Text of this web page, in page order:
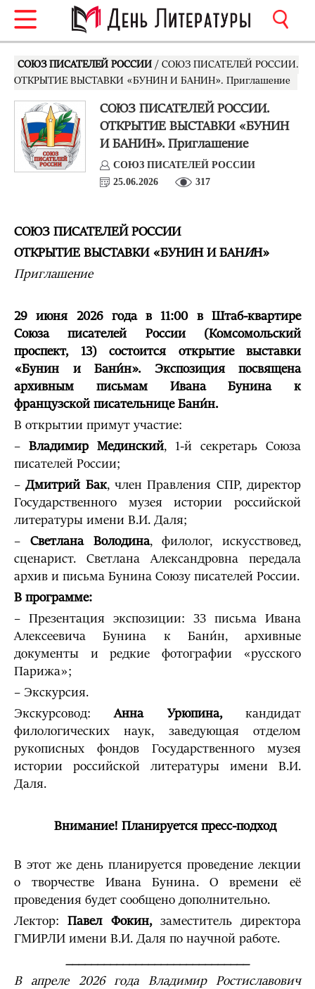
СОЮЗ ПИСАТЕЛЕЙ РОССИИ / СОЮЗ ПИСАТЕЛЕЙ РОССИИ.
ОТКРЫТИЕ ВЫСТАВКИ «БУНИН И БАНИН». Приглашение
СОЮЗ ПИСАТЕЛЕЙ РОССИИ.
ОТКРЫТИЕ ВЫСТАВКИ «БУНИН
И БАНИН». Приглашение
СОЮЗ ПИСАТЕЛЕЙ РОССИИ
25.06.2026
317
СОЮЗ ПИСАТЕЛЕЙ РОССИИ
ОТКРЫТИЕ ВЫСТАВКИ «БУНИН И БАНИН»
Приглашение
29 июня 2026 года в 11:00 в Штаб-квартире
Союза писателей России (Комсомольский
проспект, 13) состоится открытие выставки
«Бунин и Бани́н». Экспозиция посвящена
архивным письмам Ивана Бунина к
французской писательнице Бани́н.
В открытии примут участие:
– Владимир Мединский, 1-й секретарь Союза
писателей России;
–Дмитрий Бак, член Правления СПР, директор
Государственного музея истории российской
литературы имени В.И. Даля;
– Светлана Володина, филолог, искусствовед,
сценарист. Светлана Александровна передала
архив и письма Бунина Союзу писателей России.
В программе:
– Презентация экспозиции: 33 письма Ивана
Алексеевича Бунина к Бани́н, архивные
документы и редкие фотографии «русского
Парижа»;
– Экскурсия.
Экскурсовод:Анна Урюпина,кандидат
филологических наук, заведующая отделом
рукописных фондов Государственного музея
истории российской литературы имени В.И.
Даля.
Внимание! Планируется пресс-подход
В этот же день планируется проведение лекции
о творчестве Ивана Бунина. О времени её
проведения будет сообщено дополнительно.
Лектор:Павел Фокин,заместитель директора
ГМИРЛИ имени В.И. Даля по научной работе.
В апреле 2026 года Владимир Ростиславович